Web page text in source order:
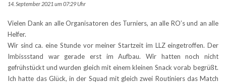
14. September 2021 um 07:29 Uhr
Vielen Dank an alle Organisatoren des Turniers, an alle RO’s und an alle
Helfer.
Wir sind ca. eine Stunde vor meiner Startzeit im LLZ eingetroffen. Der
Imbissstand war gerade erst im Aufbau. Wir hatten noch nicht
gefrühstückt und wurden gleich mit einem kleinen Snack vorab begrüßt.
Ich hatte das Glück, in der Squad mit gleich zwei Routiniers das Match